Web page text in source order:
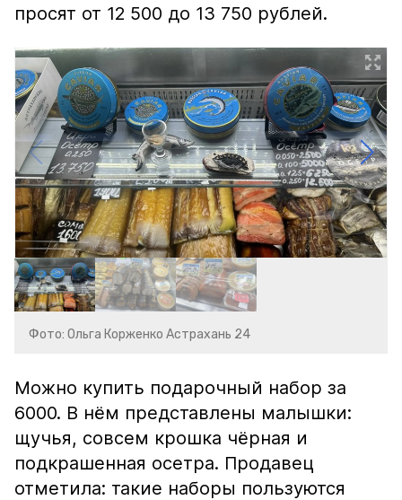
просят от 12 500 до 13 750 рублей.
Фото: Ольга Корженко Астрахань 24
Можно купить подарочный набор за
6000. В нём представлены малышки:
щучья, совсем крошка чёрная и
подкрашенная осетра. Продавец
отметила: такие наборы пользуются